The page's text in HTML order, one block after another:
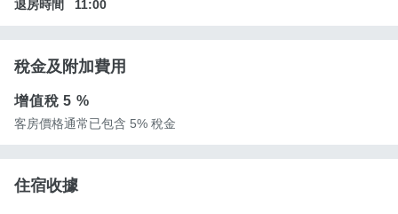
退房時間 11:00
稅金及附加費用
增值稅5 %
客房價格通常已包含 5% 稅金
住宿收據